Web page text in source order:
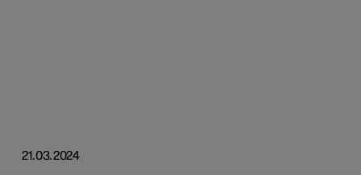
21.03.2024